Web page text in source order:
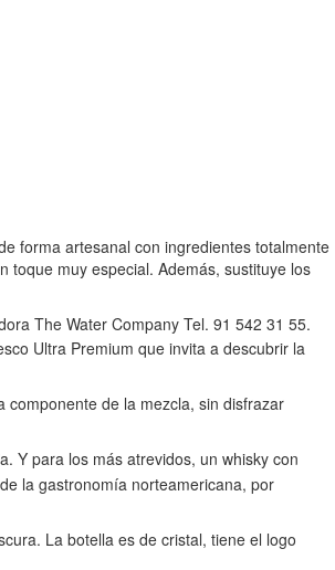
forma artesanal con ingredientes totalmente
toque muy especial. Además, sustituye los
The Water Company Tel. 91 542 31 55.
Ultra Premium que invita a descubrir la
de la mezcla, sin disfrazar
Y para los más atrevidos, un whisky con
la gastronomía norteamericana, por
La botella es de cristal, tiene el logo